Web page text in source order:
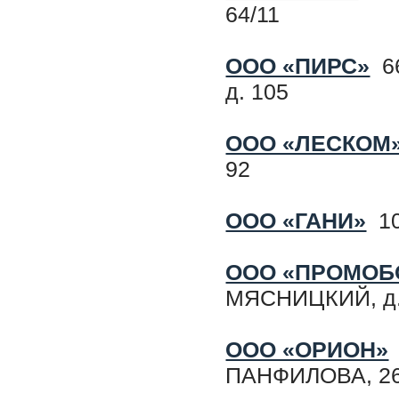
64/11
ООО «ПИРС»
д. 105
ООО
92
ООО «ГАНИ»
ООО
МЯСНИЦКИЙ, д.
ООО «ОРИОН»
ПАНФИЛОВА,